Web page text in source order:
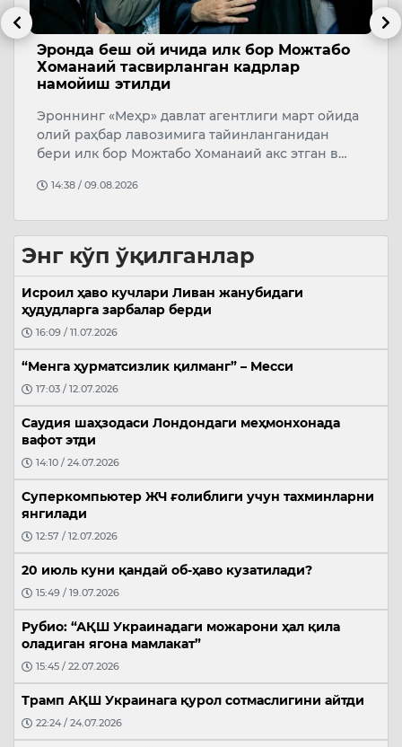
Эронда беш ой ичида илк бор Можтабо
Хоманаий тасвирланган кадрлар
намойиш этилди
Эроннинг «Меҳр» давлат агентлиги март ойида
олий раҳбар лавозимига тайинланганидан
бери илк бор Можтабо Хоманаий акс этган в…
14:38 / 09.08.2026
Энг кўп ўқилганлар
Исроил ҳаво кучлари Ливан жанубидаги
ҳудудларга зарбалар берди
16:09 / 11.07.2026
“Менга ҳурматсизлик қилманг” – Месси
17:03 / 12.07.2026
Саудия шаҳзодаси Лондондаги меҳмонхонада
вафот этди
14:10 / 24.07.2026
Суперкомпьютер ЖЧ ғолиблиги учун тахминларни
янгилади
12:57 / 12.07.2026
20 июль куни қандай об-ҳаво кузатилади?
15:49 / 19.07.2026
Рубио: “АҚШ Украинадаги можарони ҳал қила
оладиган ягона мамлакат”
15:45 / 22.07.2026
Трамп АҚШ Украинага қурол сотмаслигини айтди
22:24 / 24.07.2026